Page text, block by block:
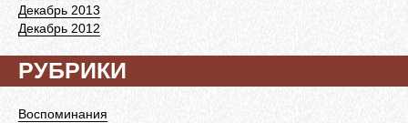
Декабрь 2013
Декабрь 2012
РУБРИКИ
Воспоминания